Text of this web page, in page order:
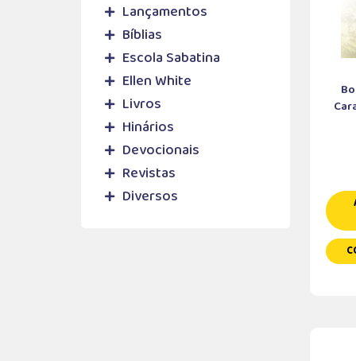
Lançamentos
Bíblias
Escola Sabatina
Ellen White
Livros
Hinários
Devocionais
Revistas
Diversos